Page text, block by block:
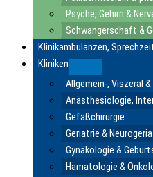
Psyche, Gehirn &
Schwangerschaft &
Klinikambulanzen,
Kliniken
Allgemein-, Viszeral
Anästhesiologie,
Gefäßchirurgie
Geriatrie &
Gynäkologie &
Hämatologie &